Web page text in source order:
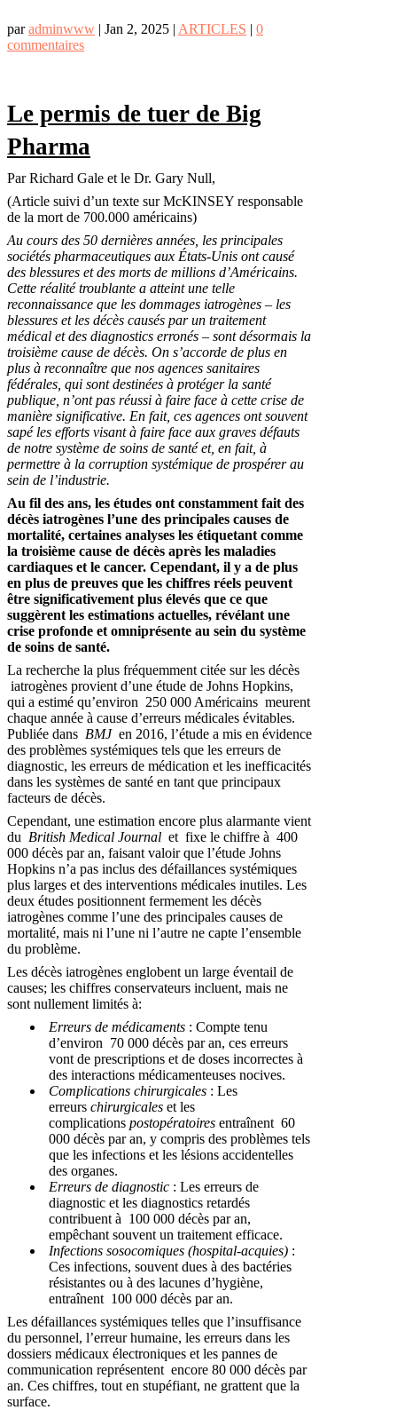
paradminwww | Jan 2, 2025 | ARTICLES | 0
commentaires
Le permis de tuer de Big
Pharma
Par Richard Gale et le Dr. Gary Null,
(Article suivi d’un texte sur McKINSEY responsable
de la mort de 700.000 américains)
Au cours des 50 dernières années, les principales
sociétés pharmaceutiques aux États-Unis ont causé
des blessures et des morts de millions d’Américains.
Cette réalité troublante a atteint une telle
reconnaissance que les dommages iatrogènes – les
blessures et les décès causés par un traitement
médical et des diagnostics erronés – sont désormais la
troisième cause de décès. On s’accorde de plus en
plus à reconnaître que nos agences sanitaires
fédérales, qui sont destinées à protéger la santé
publique, n’ont pas réussi à faire face à cette crise de
manière significative. En fait, ces agences ont souvent
sapé les efforts visant à faire face aux graves défauts
de notre système de soins de santé et, en fait, à
permettre à la corruption systémique de prospérer au
sein de l’industrie.
Au fil des ans, les études ont constamment fait des
décès iatrogènes l’une des principales causes de
mortalité, certaines analyses les étiquetant comme
la troisième cause de décès après les maladies
cardiaques et le cancer. Cependant, il y a de plus
en plus de preuves que les chiffres réels peuvent
être significativement plus élevés que ce que
suggèrent les estimations actuelles, révélant une
crise profonde et omniprésente au sein du système
de soins de santé.
La recherche la plus fréquemment citée sur les décès
iatrogènes provient d’une étude de Johns Hopkins,
qui a estimé qu’environ 250 000 Américains meurent
chaque année à cause d’erreurs médicales évitables.
Publiée dans BMJen 2016, l’étude a mis en évidence
des problèmes systémiques tels que les erreurs de
diagnostic, les erreurs de médication et les inefficacités
dans les systèmes de santé en tant que principaux
facteurs de décès.
Cependant, une estimation encore plus alarmante vient
du British Medical Journal et fixe le chiffre à 400
000 décès par an, faisant valoir que l’étude Johns
Hopkins n’a pas inclus des défaillances systémiques
plus larges et des interventions médicales inutiles. Les
deux études positionnent fermement les décès
iatrogènes comme l’une des principales causes de
mortalité, mais ni l’une ni l’autre ne capte l’ensemble
du problème.
Les décès iatrogènes englobent un large éventail de
causes; les chiffres conservateurs incluent, mais ne
sont nullement limités à:
Erreurs de médicaments : Compte tenu
d’environ 70 000 décès par an, ces erreurs
vont de prescriptions et de doses incorrectes à
des interactions médicamenteuses nocives.
Complications chirurgicales : Les
erreurschirurgicales et les
complicationspostopératoires entraînent 60
000 décès par an, y compris des problèmes tels
que les infections et les lésions accidentelles
des organes.
Erreurs de diagnostic : Les erreurs de
diagnostic et les diagnostics retardés
contribuent à 100 000 décès par an,
empêchant souvent un traitement efficace.
Infections sosocomiques (hospital-acquies) :
Ces infections, souvent dues à des bactéries
résistantes ou à des lacunes d’hygiène,
entraînent 100 000 décès par an.
Les défaillances systémiques telles que l’insuffisance
du personnel, l’erreur humaine, les erreurs dans les
dossiers médicaux électroniques et les pannes de
communication représentent encore 80 000 décès par
an. Ces chiffres, tout en stupéfiant, ne grattent que la
surface.